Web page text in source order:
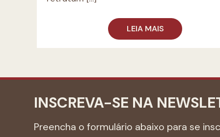
LEIA MAIS
INSCREVA-SE NA
Preencha o formulário abaixo para se